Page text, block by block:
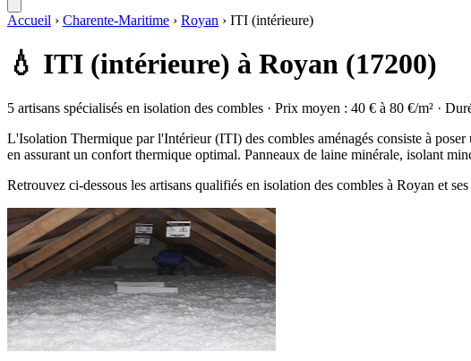
Accueil › Charente-Maritime › Royan › ITI (intérieure)
💧 ITI (intérieure) à Royan (17200)
5 artisans spécialisés en isolation des combles · Prix moyen : 40 € à 80 €/m² ·
L'Isolation Thermique par l'Intérieur (ITI) des combles aménagés consiste à
en assurant un confort thermique optimal. Panneaux de laine minérale, isolant
Retrouvez ci-dessous les artisans qualifiés en isolation des combles à Royan et